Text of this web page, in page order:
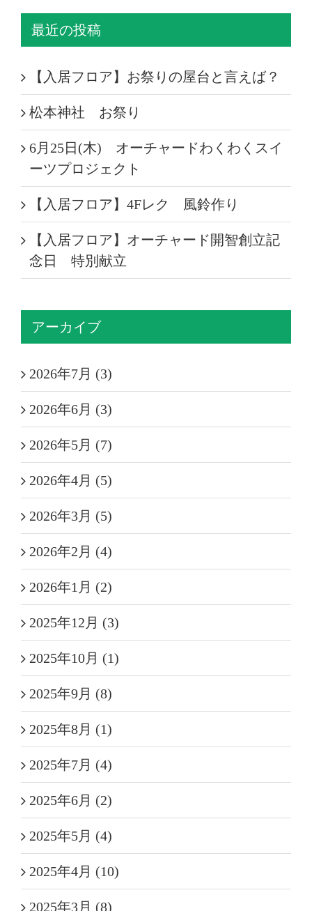
最近の投稿
【入居フロア】お祭りの屋台と言えば？
松本神社 お祭り
6月25日(木) オーチャードわくわくスイ
ーツプロジェクト
【入居フロア】4Fレク 風鈴作り
【入居フロア】オーチャード開智創立記
念日 特別献立
アーカイブ
2026年7月 (3)
2026年6月 (3)
2026年5月 (7)
2026年4月 (5)
2026年3月 (5)
2026年2月 (4)
2026年1月 (2)
2025年12月 (3)
2025年10月 (1)
2025年9月 (8)
2025年8月 (1)
2025年7月 (4)
2025年6月 (2)
2025年5月 (4)
2025年4月 (10)
2025年3月 (8)